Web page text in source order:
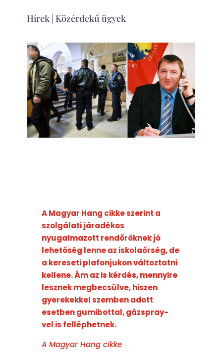
Hírek| Közérdekű ügyek
A Magyar Hang cikke szerint a
szolgálati járadékos
nyugalmazott rendőröknek jó
lehetőség lenne az iskolaőrség, de
a kereseti plafonjukon változtatni
kellene. Ám az is kérdés, mennyire
lesznek megbecsülve, hiszen
gyerekekkel szemben adott
esetben gumibottal, gázspray-
vel is felléphetnek.
A Magyar Hang cikke